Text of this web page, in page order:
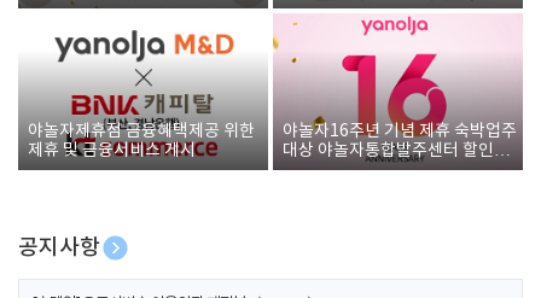
야놀자제휴점 금융혜택제공 위한
제휴 및 금융서비스 게시
야놀자16주년 기념 제휴 숙박업주
대상 야놀자통합발주센터 할인쿠
폰 증정
공지사항
[호텔업] 개인정보 처리방침 개정본1 (19.09.02)